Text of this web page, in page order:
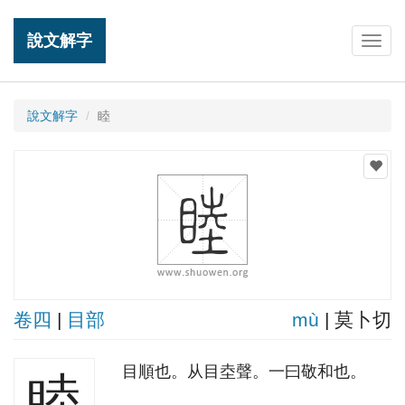
說文解字
說文解字 睦
卷四 | 目部 mù | 莫卜切
目順也。从目坴聲。一曰敬和也。